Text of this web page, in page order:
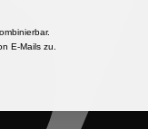
E-Mails zu.